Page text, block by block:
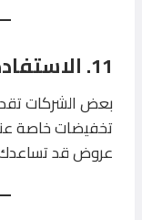
11. الاستفادة من العروض والخصومات
بعض الشركات
تخفيضات خاصة
عروض قد تساعدك